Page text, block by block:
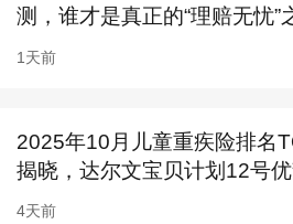
2、青云卫1号：重疾赔付过
公司大品牌
重疾理赔后轻中症仍保障：
测，谁才是真正的“理赔无忧”
1天前
2025年10月儿童重疾险排名
揭晓，达尔文宝贝计划12号
显
4天前